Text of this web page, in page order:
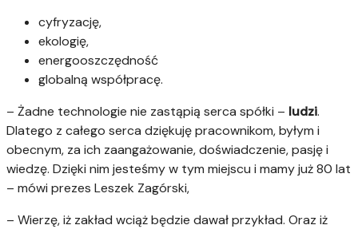
cyfryzację,
ekologię,
energooszczędność
globalną współpracę.
– Żadne technologie nie zastąpią serca spółki – ludzi.
Dlatego z całego serca dziękuję pracownikom, byłym i
obecnym, za ich zaangażowanie, doświadczenie, pasję i
wiedzę. Dzięki nim jesteśmy w tym miejscu i mamy już 80 lat
– mówi prezes Leszek Zagórski,
– Wierzę, iż zakład wciąż będzie dawał przykład. Oraz iż